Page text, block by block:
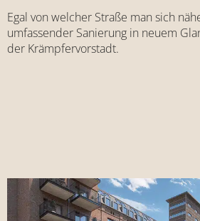
Egal von welcher Straße man sich
umfassender Sanierung in neuem
der Krämpfervorstadt.